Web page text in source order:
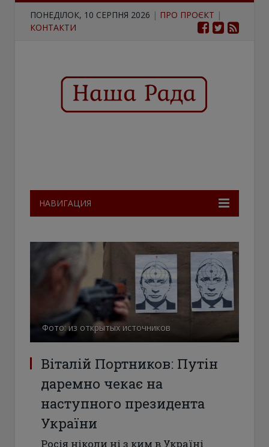
ПОНЕДІЛОК, 10 СЕРПНЯ 2026 | ПРО ПРОЄКТ |
КОНТАКТИ
НАВИГАЦИЯ
Фото: из открытых источников
Віталій Портников: Путін
даремно чекає на
наступного президента
України
Росія ніколи ні з ким в Україні